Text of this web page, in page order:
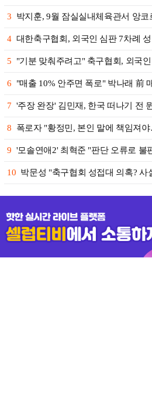
3 박지훈, 9월 잠실실내체육관서 앙
4 대한축구협회, 외국인 심판 7차례
5 "기분 맞춰주려고" 축구협회, 외국
6 "매출 10% 안주면 폭로" 박나래 前
7 '주장 완장' 김민재, 한국 떠나기 전
8 폭로자 "황정민, 본인 말에 책임져
9 '모솔연애2' 최혁준 "판단 오류로
10 박문성 "축구협회 성접대 의혹?